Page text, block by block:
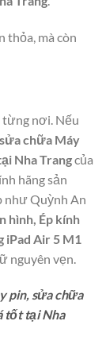
thỏa, mà còn
từng nơi. Nếu
chữa Máy
Nha Trangcủa
hãng sản
như Quỳnh An
hình, Ép kính
iPad Air 5 M1
nguyên vẹn.
pin, sửa chữa
tốt tại Nha